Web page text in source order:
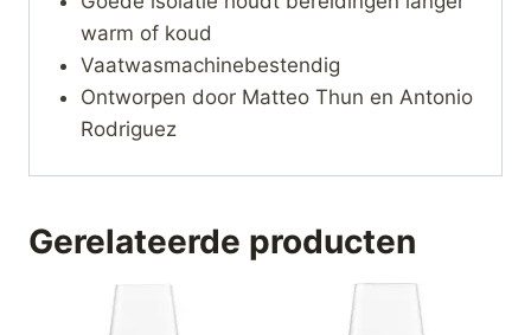
warm of koud
Vaatwasmachinebestendig
Ontworpen door Matteo Thun en Antonio
Rodriguez
Gerelateerde producten